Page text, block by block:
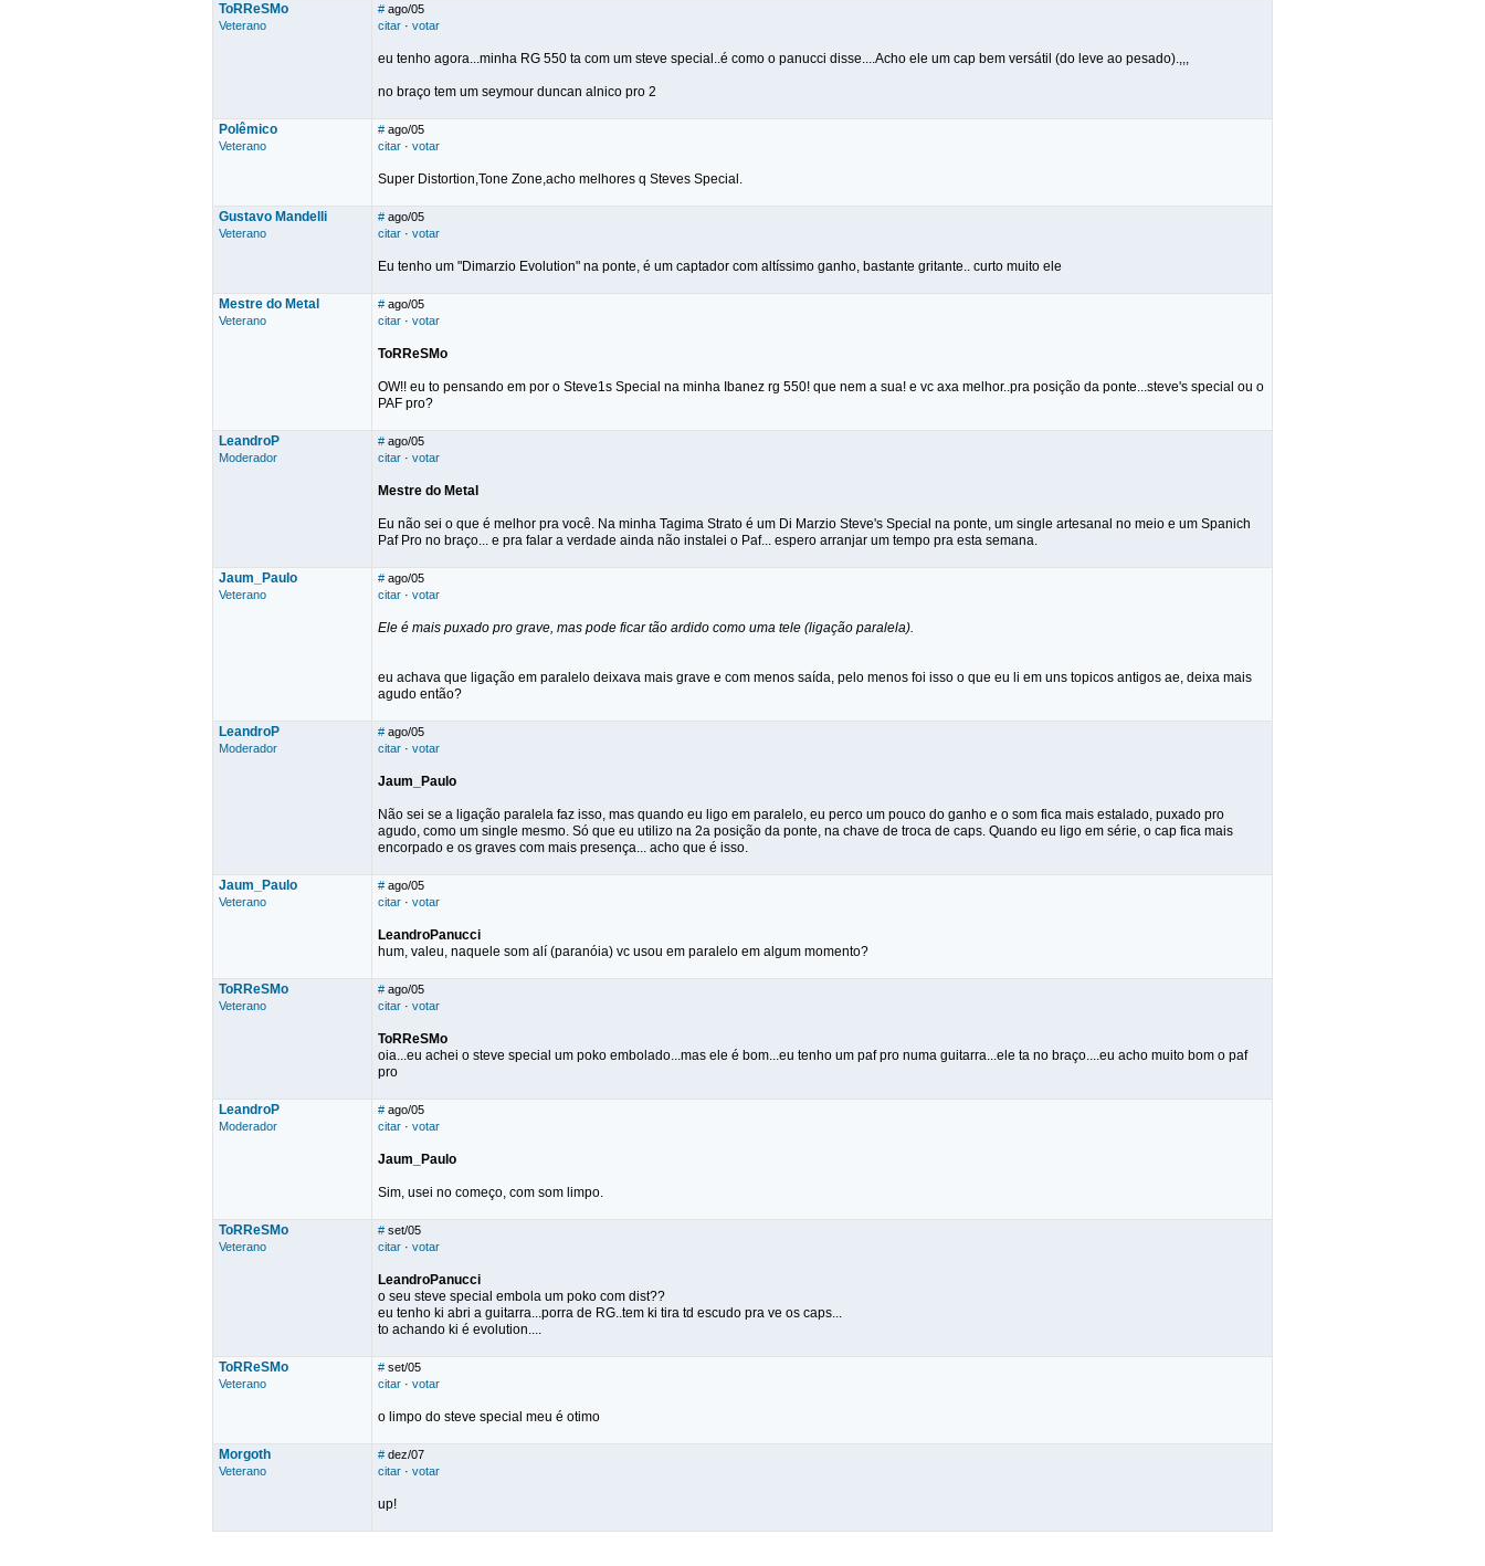
ToRReSMo
Veterano
# ago/05
citar · votar
eu tenho agora...minha RG 550 ta com um steve special..é como o panucci disse....Acho ele um cap bem versátil (do leve ao pesado).,,,
no braço tem um seymour duncan alnico pro 2
Polêmico
Veterano
# ago/05
citar · votar
Super Distortion,Tone Zone,acho melhores q Steves Special.
Gustavo Mandelli
Veterano
# ago/05
citar · votar
Eu tenho um "Dimarzio Evolution" na ponte, é um captador com altíssimo ganho, bastante gritante.. curto muito ele
Mestre do Metal
Veterano
# ago/05
citar · votar
ToRReSMo
OW!! eu to pensando em por o Steve1s Special na minha Ibanez rg 550! que nem a sua! e vc axa melhor..pra posição da ponte...steve's special ou o
PAF pro?
LeandroP
Moderador
# ago/05
citar · votar
Mestre do Metal
Eu não sei o que é melhor pra você. Na minha Tagima Strato é um Di Marzio Steve's Special na ponte, um single artesanal no meio e um Spanich
Paf Pro no braço... e pra falar a verdade ainda não instalei o Paf... espero arranjar um tempo pra esta semana.
Jaum_Paulo
Veterano
# ago/05
citar · votar
Ele é mais puxado pro grave, mas pode ficar tão ardido como uma tele (ligação paralela).
eu achava que ligação em paralelo deixava mais grave e com menos saída, pelo menos foi isso o que eu li em uns topicos antigos ae, deixa mais
agudo então?
LeandroP
Moderador
# ago/05
citar · votar
Jaum_Paulo
Não sei se a ligação paralela faz isso, mas quando eu ligo em paralelo, eu perco um pouco do ganho e o som fica mais estalado, puxado pro
agudo, como um single mesmo. Só que eu utilizo na 2a posição da ponte, na chave de troca de caps. Quando eu ligo em série, o cap fica mais
encorpado e os graves com mais presença... acho que é isso.
Jaum_Paulo
Veterano
# ago/05
citar · votar
LeandroPanucci
hum, valeu, naquele som alí (paranóia) vc usou em paralelo em algum momento?
ToRReSMo
Veterano
# ago/05
citar · votar
ToRReSMo
oia...eu achei o steve special um poko embolado...mas ele é bom...eu tenho um paf pro numa guitarra...ele ta no braço....eu acho muito bom o paf
pro
LeandroP
Moderador
# ago/05
citar · votar
Jaum_Paulo
Sim, usei no começo, com som limpo.
ToRReSMo
Veterano
# set/05
citar · votar
LeandroPanucci
o seu steve special embola um poko com dist??
eu tenho ki abri a guitarra...porra de RG..tem ki tira td escudo pra ve os caps...
to achando ki é evolution....
ToRReSMo
Veterano
# set/05
citar · votar
o limpo do steve special meu é otimo
Morgoth
Veterano
# dez/07
citar · votar
up!